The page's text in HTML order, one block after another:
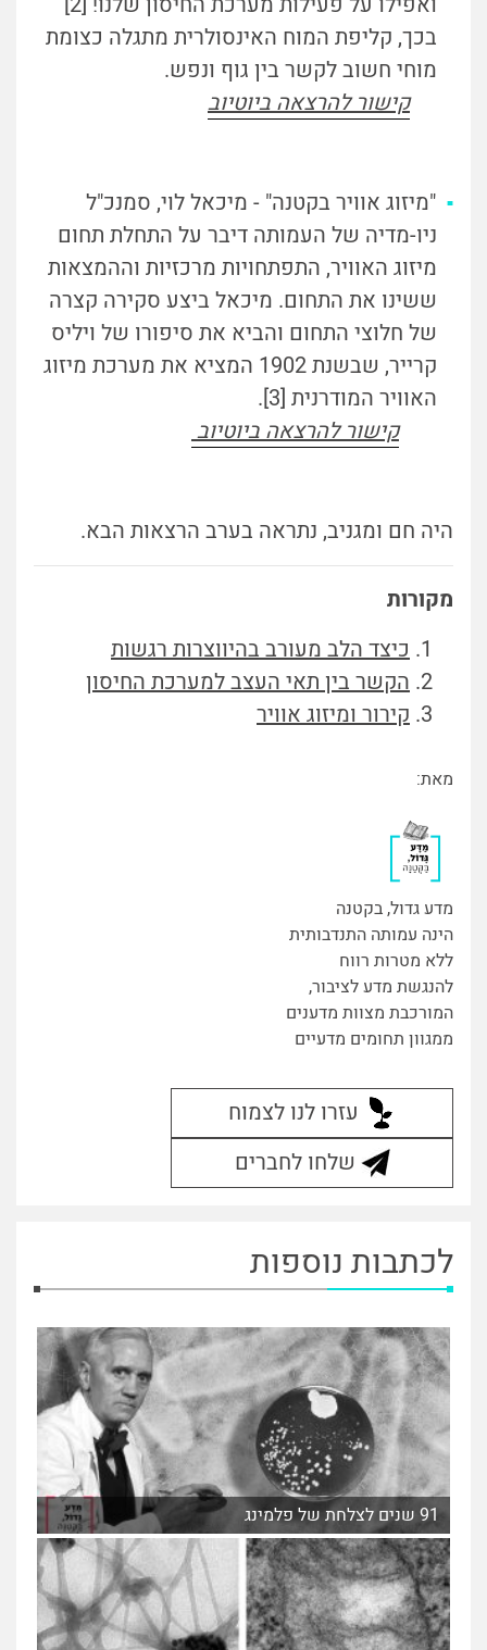
בכך, קליפת המוח האינסולרית מתגלה כצומת
מוחי חשוב לקשר בין גוף ונפש.
קישור להרצאה ביוטיוב
"מיזוג אוויר בקטנה" - מיכאל לוי, סמנכ"ל
ניו-מדיה של העמותה דיבר על התחלת תחום
מיזוג האוויר, התפתחויות מרכזיות וההמצאות
ששינו את התחום. מיכאל ביצע סקירה קצרה
של חלוצי התחום והביא את סיפורו של ויליס
קרייר, שבשנת 1902 המציא את מערכת מיזוג
האוויר המודרנית [3]
.
קישור להרצאה ביוטיוב
היה חם ומגניב, נתראה בערב הרצאות הבא.
מקורות
כיצד הלב מעורב בהיווצרות רגשות
הקשר בין תאי העצב למערכת החיסון
קירור ומיזוג אוויר
מאת:
מדע גדול, בקטנה
הינה עמותה התנדבותית
ללא מטרות רווח
להנגשת מדע לציבור,
המורכבת מצוות מדענים
ממגוון תחומים מדעיים
עזרו לנו לצמוח
שלחו לחברים
לכתבות נוספות
91 שנים לצלחת של פלמינג